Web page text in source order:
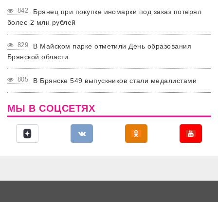
842
Брянец при покупке иномарки под заказ потерял
более 2 млн рублей
829
В Майском парке отметили День образования
Брянской области
805 В Брянске 549 выпускников стали медалистами
МЫ В СОЦСЕТЯХ